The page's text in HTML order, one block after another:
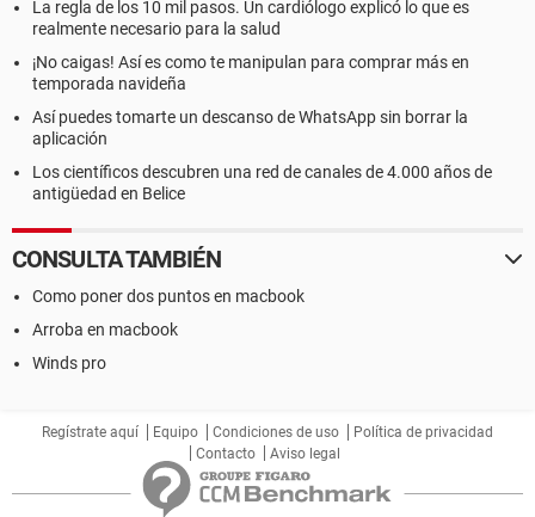
La regla de los 10 mil pasos. Un cardiólogo explicó lo que es
realmente necesario para la salud
¡No caigas! Así es como te manipulan para comprar más en
temporada navideña
Así puedes tomarte un descanso de WhatsApp sin borrar la
aplicación
Los científicos descubren una red de canales de 4.000 años de
antigüedad en Belice
CONSULTA TAMBIÉN
Como poner dos puntos en macbook
Arroba en macbook
Winds pro
Regístrate aquí Equipo Condiciones de uso
Política de privacidad
Contacto
Aviso legal